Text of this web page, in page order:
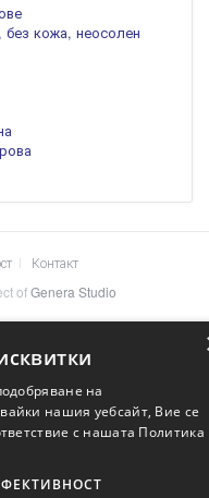
без кожа, неосолен
Контакт
ofGenera Studio
на
нашия уебсайт, Вие се
с нашата Политика